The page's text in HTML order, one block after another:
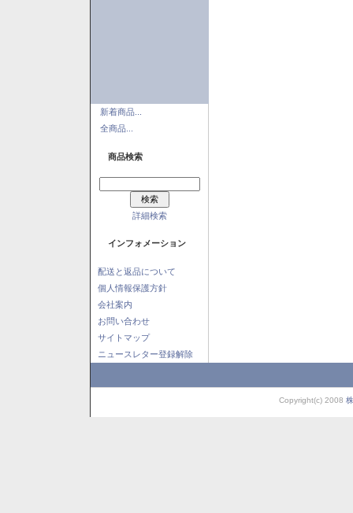
新着商品...
全商品...
商品検索
詳細検索
インフォメーション
配送と返品について
個人情報保護方針
会社案内
お問い合わせ
サイトマップ
ニュースレター登録解除
Copyright(c) 2008